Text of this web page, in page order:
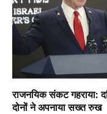
राजनयिक संकट गहराया:
दोनों ने अपनाया सख्त रुख